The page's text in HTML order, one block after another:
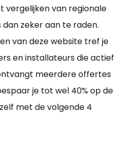
vergelijken van regionale
zeker aan te raden.
van deze website tref je
en installateurs die actief
meerdere offertes
je tot wel 40% op de
met de volgende 4